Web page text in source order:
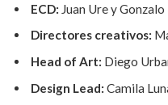
ECD: Juan Ure y
Directores creativos:
Head of Art: Diego
Design Lead: Camila